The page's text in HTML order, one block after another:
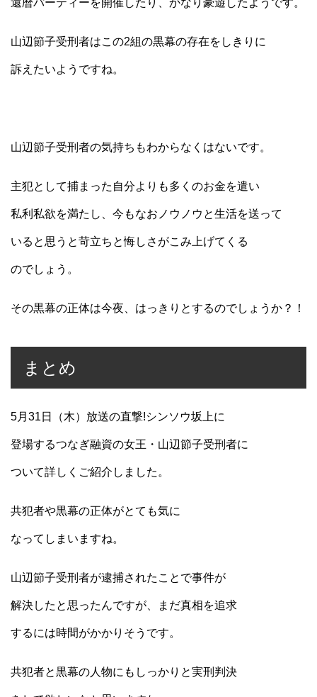
山辺節子受刑者はこの2組の黒幕の存在をしきりに
訴えたいようですね。
山辺節子受刑者の気持ちもわからなくはないです。
主犯として捕まった自分よりも多くのお金を遣い
私利私欲を満たし、今もなおノウノウと生活を送って
いると思うと苛立ちと悔しさがこみ上げてくる
のでしょう。
その黒幕の正体は今夜、はっきりとするのでしょうか？！
まとめ
5月31日（木）放送の直撃!シンソウ坂上に
登場するつなぎ融資の女王・山辺節子受刑者に
ついて詳しくご紹介しました。
共犯者や黒幕の正体がとても気に
なってしまいますね。
山辺節子受刑者が逮捕されたことで事件が
解決したと思ったんですが、まだ真相を追求
するには時間がかかりそうです。
共犯者と黒幕の人物にもしっかりと実刑判決